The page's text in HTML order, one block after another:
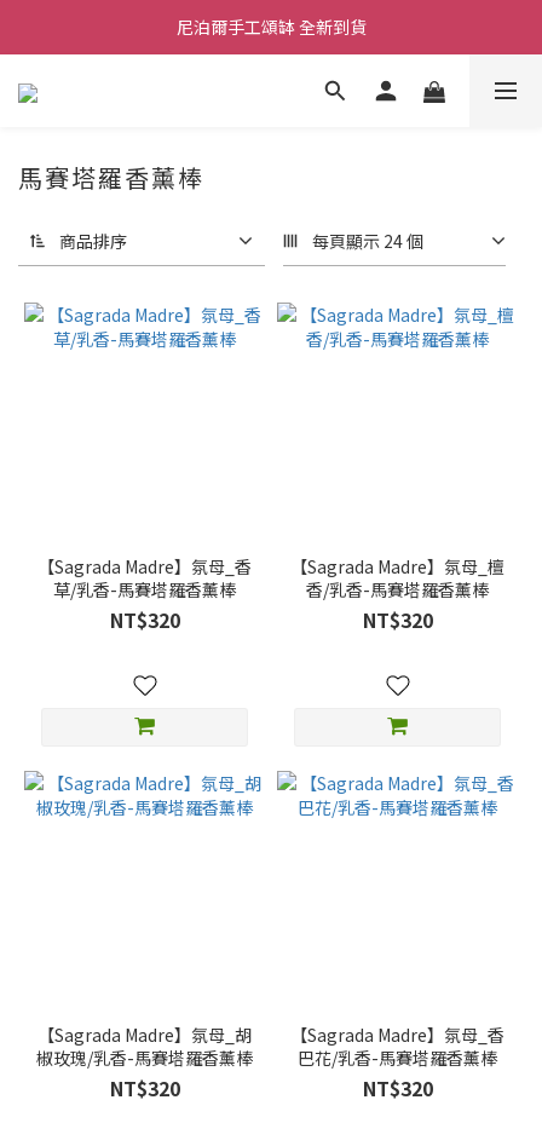
舒壓熱敷枕 全新到貨
尼泊爾手工頌缽 全新到貨
2026  春夏服飾 全新系列到貨
馬賽塔羅香薰棒
商品排序 每頁顯示 24 個
【Sagrada Madre】氛母_香
草/乳香-馬賽塔羅香薰棒
NT$320
【Sagrada Madre】氛母_檀
香/乳香-馬賽塔羅香薰棒
NT$320
【Sagrada Madre】氛母_胡
椒玫瑰/乳香-馬賽塔羅香薰棒
NT$320
【Sagrada Madre】氛母_香
巴花/乳香-馬賽塔羅香薰棒
NT$320